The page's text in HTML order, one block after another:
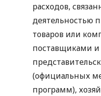
расходов,
деятельностью
товаров или
поставщиками и
(официальных
программ),